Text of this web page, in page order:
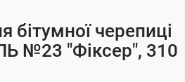
бітумної черепиці
№23 "Фіксер", 310